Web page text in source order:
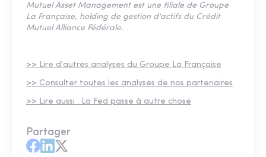
Mutuel Asset Management est une filiale de Groupe
La Française, holding de gestion d'actifs du Crédit
Mutuel Alliance Fédérale.
>> Lire d'autres analyses du Groupe La Française
>> Consulter toutes les analyses de nos partenaires
>> Lire aussi : La Fed passe à autre chose
Partager